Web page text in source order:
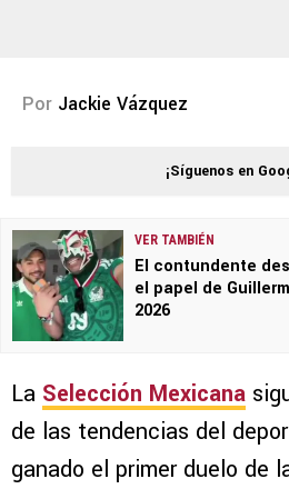
Por Jackie Vázquez
¡Síguenos en
VER TAMBIÉN
El contundente
el papel de
2026
La Selección Mexicana
de las tendencias del
ganado el primer duelo de